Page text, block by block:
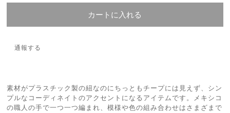
カートに入れる
通報する
素材がプラスチック製の紐なのにちっともチープには見えず、シン
プルなコーディネイトのアクセントになるアイテムです。メキシコ
の職人の手で一つ一つ編まれ、模様や色の組み合わせはさまざまで